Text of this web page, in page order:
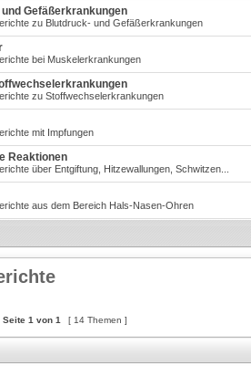
Gefäßerkrankungen
zu Blutdruck- und Gefäßerkrankungen
bei Muskelerkrankungen
zu Stoffwechselerkrankungen
mit Impfungen
Reaktionen
über Entgiftung, Hitzewallungen, Schwitzen...
aus dem Bereich Hals-Nasen-Ohren
Seite 1 von 1 [ 14 Themen ]